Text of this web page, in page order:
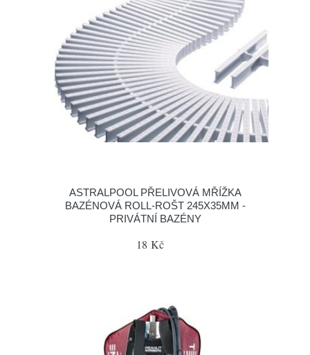
ASTRALPOOL PŘELIVOVÁ MŘÍŽKA
BAZÉNOVÁ ROLL-ROŠT 245X35MM -
PRIVÁTNÍ BAZÉNY
18 Kč